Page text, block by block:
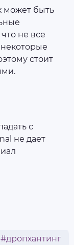
может быть
не все
стоит
с
не дает
#дропхантинг